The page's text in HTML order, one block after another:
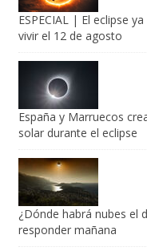
ESPECIAL | El eclipse
vivir el 12 de agosto
España y Marruecos
solar durante el eclipse
¿Dónde habrá nubes el
responder mañana